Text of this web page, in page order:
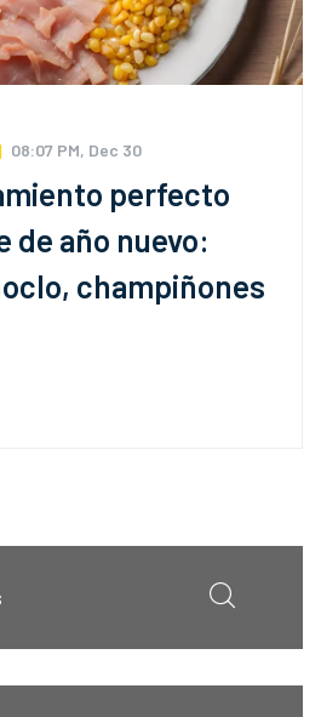
08:07 PM, Dec 30
perfecto
de año nuevo:
champiñones